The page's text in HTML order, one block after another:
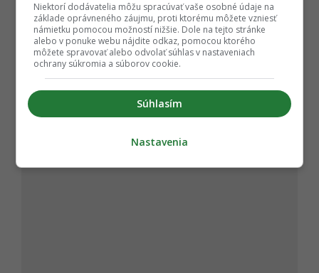
Po otvorení kliknite na hviezdičku★ Sledovať
REKLAMA
Niektorí dodávatelia môžu spracúvať vaše osobné údaje na
základe oprávneného záujmu, proti ktorému môžete vzniesť
námietku pomocou možností nižšie. Dole na tejto stránke
alebo v ponuke webu nájdite odkaz, pomocou ktorého
môžete spravovať alebo odvolať súhlas v nastaveniach
ochrany súkromia a súborov cookie.
Súhlasím
Nastavenia